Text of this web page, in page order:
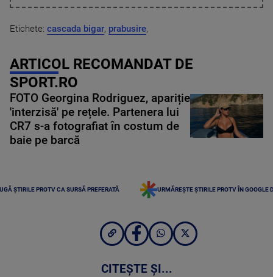
Etichete: cascada bigar, prabusire,
ARTICOL RECOMANDAT DE
SPORT.RO
FOTO Georgina Rodriguez, apariție
'interzisă' pe rețele. Partenera lui
CR7 s-a fotografiat în costum de
baie pe barcă
ȘTIRILE PROTV CA SURSĂ PREFERATĂ URMĂREȘTE ȘTIRILE PROTV ÎN GOOGLE
CITEȘTE ȘI...